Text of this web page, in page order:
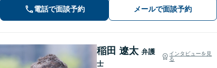
債務整理は何度でも相談無料【夜間・
土日相談可】
電話で面談予約 メールで面談予約
稲田 遼太 弁護
士
インタビューを見
る